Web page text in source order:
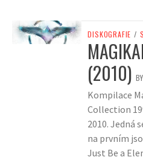
DISKOGRAFIE /
(2010) BY
Kompilace
Collection
2010. Jedná
na prvním
Just Be a